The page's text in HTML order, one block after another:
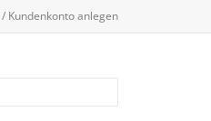
Kundenkonto anlegen